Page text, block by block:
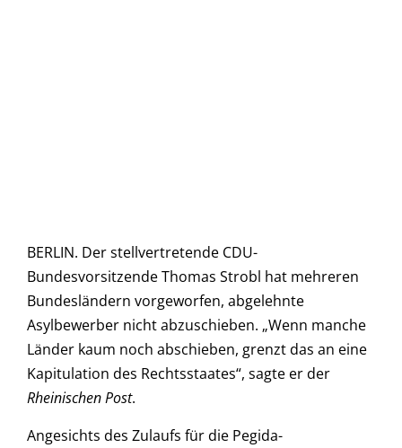
BERLIN. Der stellvertretende CDU-
Bundesvorsitzende Thomas Strobl hat mehreren
Bundesländern vorgeworfen, abgelehnte
Asylbewerber nicht abzuschieben. „Wenn manche
Länder kaum noch abschieben, grenzt das an eine
Kapitulation des Rechtsstaates“, sagte er der
Rheinischen Post.
Angesichts des Zulaufs für die Pegida-